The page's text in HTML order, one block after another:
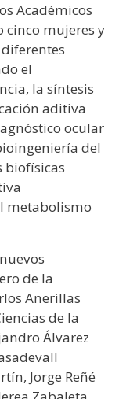
Académicos
cinco mujeres y
el
la síntesis
aditiva
ocular
del
biofísicas
metabolismo
de la
Anerillas
de la
Álvarez
Jorge Reñé